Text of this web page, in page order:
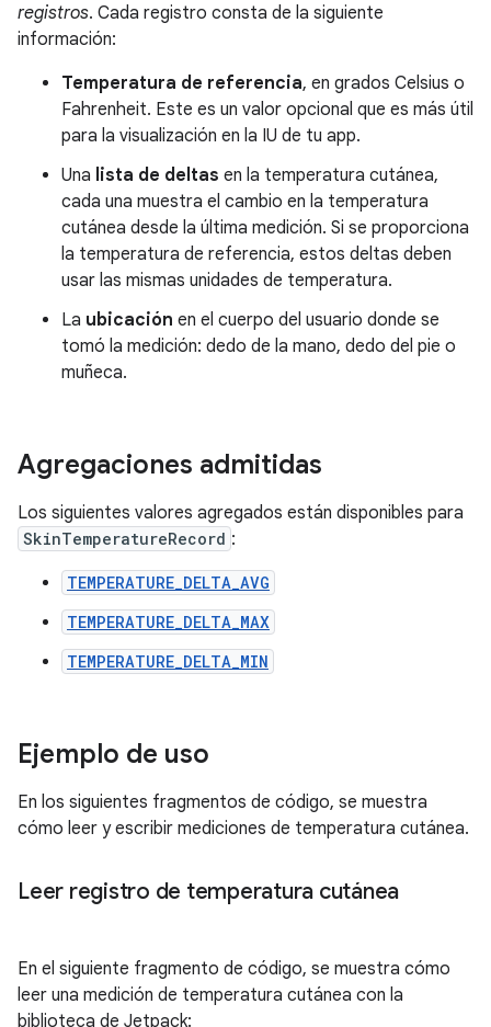
registros. Cada registro consta de la siguiente
información:
Temperatura de referencia, en grados Celsius o
Fahrenheit. Este es un valor opcional que es más útil
para la visualización en la IU de tu app.
Una lista de deltas en la temperatura cutánea,
cada una muestra el cambio en la temperatura
cutánea desde la última medición. Si se proporciona
la temperatura de referencia, estos deltas deben
usar las mismas unidades de temperatura.
La ubicación en el cuerpo del usuario donde se
tomó la medición: dedo de la mano, dedo del pie o
muñeca.
Agregaciones admitidas
Los siguientes valores agregados están disponibles para
SkinTemperatureRecord :
TEMPERATURE_DELTA_AVG
TEMPERATURE_DELTA_MAX
TEMPERATURE_DELTA_MIN
Ejemplo de uso
En los siguientes fragmentos de código, se muestra
cómo leer y escribir mediciones de temperatura cutánea.
Leer registro de temperatura cutánea
En el siguiente fragmento de código, se muestra cómo
leer una medición de temperatura cutánea con la
biblioteca de Jetpack: